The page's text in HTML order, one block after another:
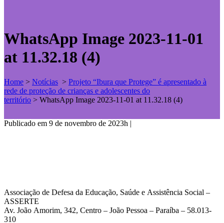
WhatsApp Image 2023-11-01
at 11.32.18 (4)
Home > Notícias > Projeto “Ibura que Protege” é apresentado à
rede de proteção de crianças e adolescentes do
território > WhatsApp Image 2023-11-01 at 11.32.18 (4)
Publicado em 9 de novembro de 2023h |
Associação de Defesa da Educação, Saúde e Assistência Social –
ASSERTE
Av. João Amorim, 342, Centro – João Pessoa – Paraíba – 58.013-
310